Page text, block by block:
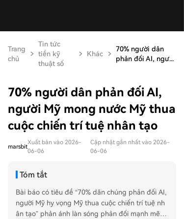
Trang
chủ
Tin tức
tiền kỹ
thuật số
Khác
70% người dân
phản đối AI, ngư...
70% người dân phản đối AI,
người Mỹ mong nước Mỹ thua
cuộc chiến trí tuệ nhân tạo
marsbit
Xuất bản vào 2026-
06-06
Cập nhật gần nhất vào 2026-
06-06
Tóm tắt
Bài báo có tiêu đề “70% dân chúng phản đối AI,
người Mỹ hy vọng Mỹ thua cuộc chiến trí tuệ nh
ân tạo” phản ánh làn sóng phản đối mạnh mẽ c